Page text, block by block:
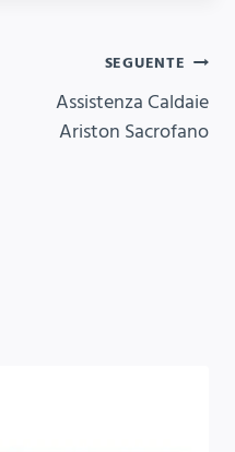
SEGUENTE
Assistenza Caldaie
Ariston Sacrofano